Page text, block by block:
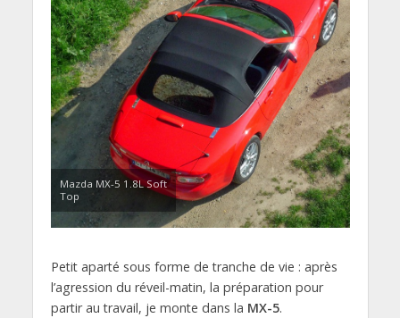
Mazda MX-5 1.8L Soft
Top
Petit aparté sous forme de tranche de vie : après
l’agression du réveil-matin, la préparation pour
partir au travail, je monte dans la MX-5.